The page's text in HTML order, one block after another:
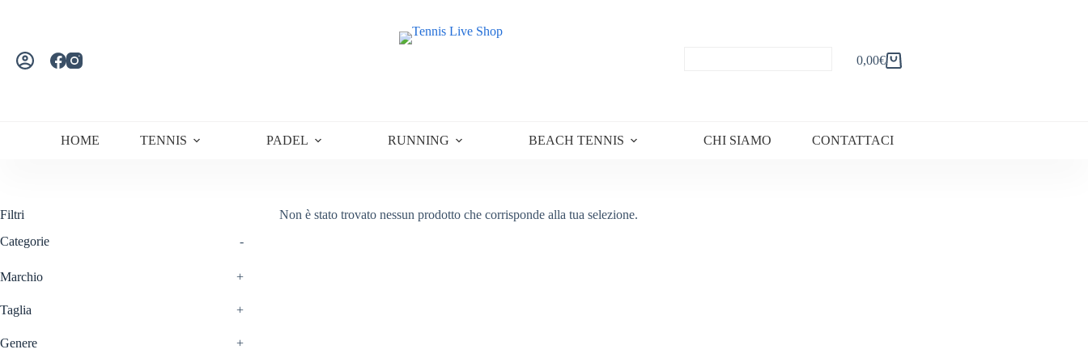
Carrello
0,00€
HOME TENNIS PADEL RUNNING BEACH TENNIS CHI SIAMO CONTATTACI
Non è stato trovato nessun prodotto che corrisponde alla tua selezione.
Filtri
Categorie
-
Marchio +
Taglia +
Genere +